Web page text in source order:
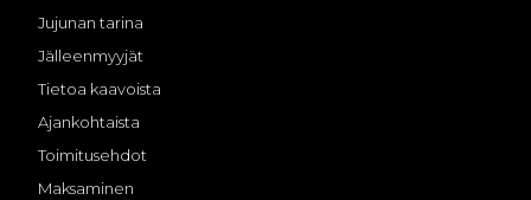
Jujunan tarina
Jälleenmyyjät
Tietoa kaavoista
Ajankohtaista
Toimitusehdot
Maksaminen